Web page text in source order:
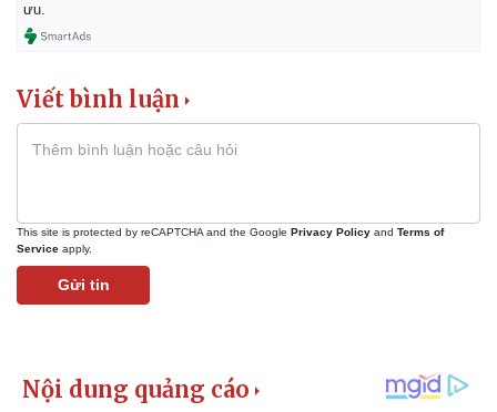
ưu.
Viết bình luận
This site is protected by reCAPTCHA and the Google Privacy Policy and Terms of
Service apply.
Gửi tin